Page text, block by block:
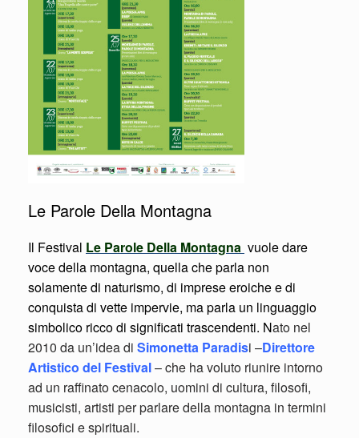
Le Parole Della Montagna
Il Festival Le Parole Della Montagna vuole dare
voce della montagna, quella che parla non
solamente di naturismo, di imprese eroiche e di
conquista di vette impervie, ma parla un linguaggio
simbolico ricco di significati trascendenti. Nato nel
2010 da un’idea di Simonetta Paradisi –Direttore
Artistico del Festival– che ha voluto riunire intorno
ad un raffinato cenacolo, uomini di cultura, filosofi,
musicisti, artisti per parlare della montagna in termini
filosofici e spirituali.